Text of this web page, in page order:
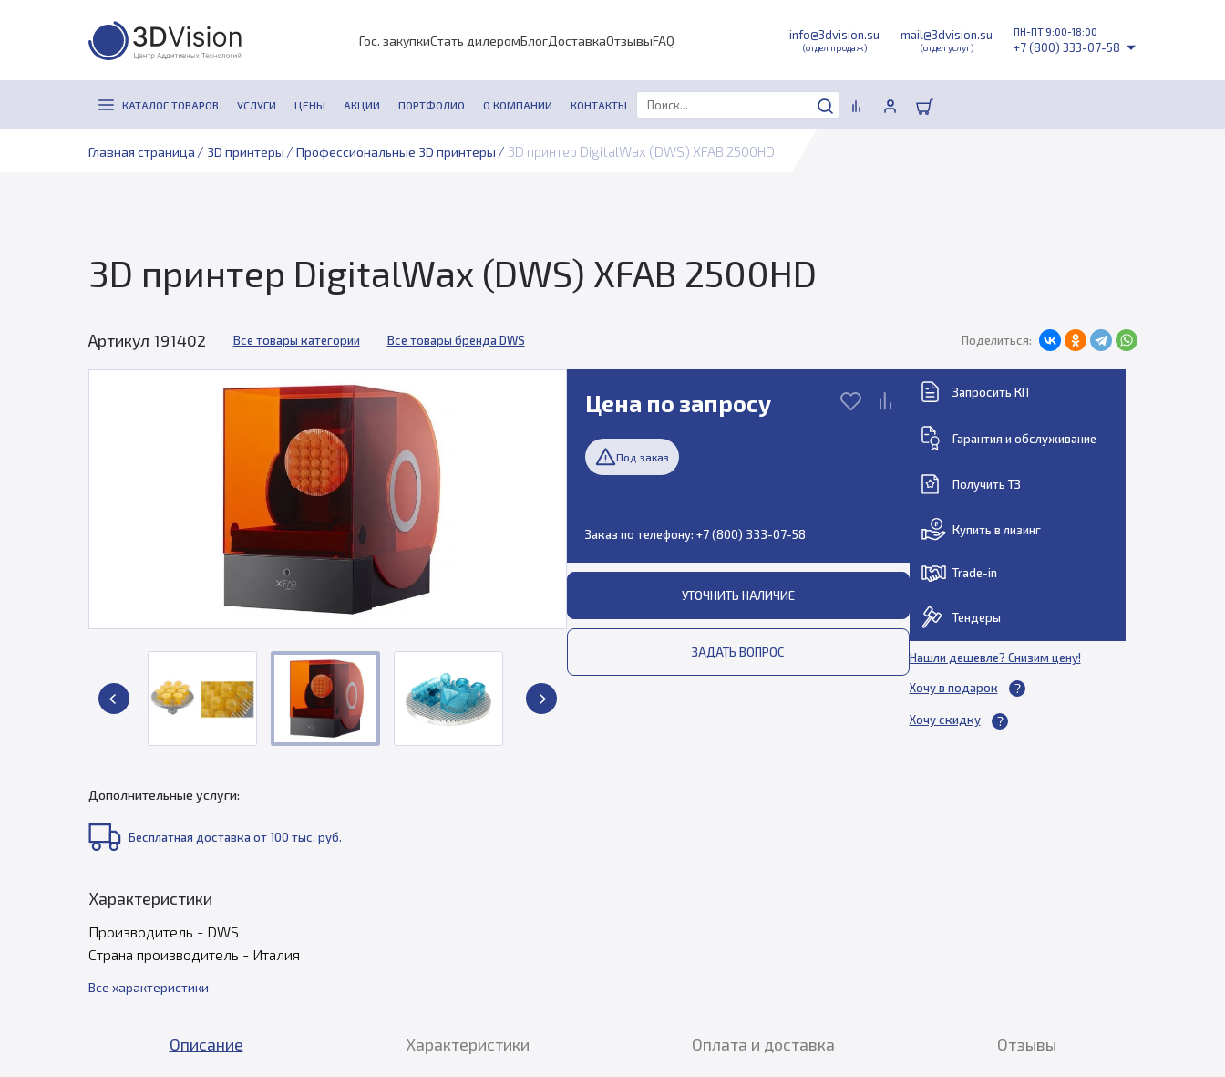
Гос. закупкиСтать дилеромБлогДоставкаОтзывыFAQ info@3dvision.su
(отдел продаж)
mail@3dvision.su
(отдел услуг)
ПН-ПТ 9:00-18:00
+7 (800) 333-07-58
КАТАЛОГ ТОВАРОВ УСЛУГИ ЦЕНЫ АКЦИИ ПОРТФОЛИО О КОМПАНИИ КОНТАКТЫ
Главная страница / 3D принтеры / Профессиональные 3D принтеры / 3D принтер DigitalWax (DWS) XFAB 2500HD
3D принтер DigitalWax (DWS) XFAB 2500HD
Артикул 191402 Все товары категории Все товары бренда DWS Поделиться:
Цена по запросу
Под заказ
Заказ по телефону: +7 (800) 333-07-58
УТОЧНИТЬ НАЛИЧИЕ
ЗАДАТЬ ВОПРОС
Запросить КП
Гарантия и обслуживание
Получить ТЗ
Купить в лизинг
Trade-in
Тендеры
Нашли дешевле? Снизим цену!
Хочу в подарок
Хочу скидку
Дополнительные услуги:
Бесплатная доставка от 100 тыс. руб.
Характеристики
Производитель - DWS
Страна производитель - Италия
Все характеристики
Описание Характеристики Оплата и доставка Отзывы